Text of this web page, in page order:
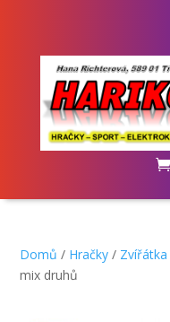
Domů / Hračky / Zvířátka
mix druhů